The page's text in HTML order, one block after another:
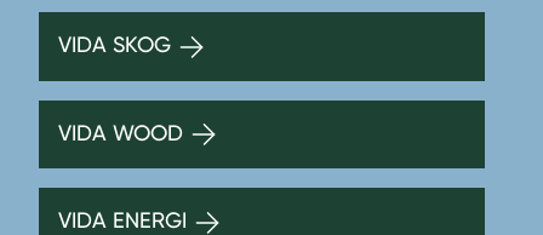
VIDA SKOG
VIDA WOOD
VIDA ENERGI